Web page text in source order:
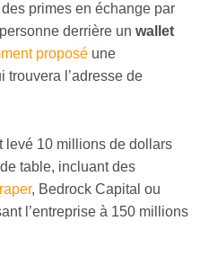
des primes en échange par
derrière un wallet
proposé une
trouvera l’adresse de
levé 10 millions de dollars
table, incluant des
, Bedrock Capital ou
l’entreprise à 150 millions